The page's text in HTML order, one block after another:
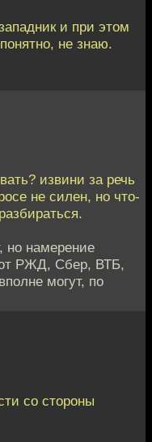
и при этом
не знаю.
извини за речь
не силен, но что-
но намерение
РЖД, Сбер, ВТБ,
могут, по
со стороны